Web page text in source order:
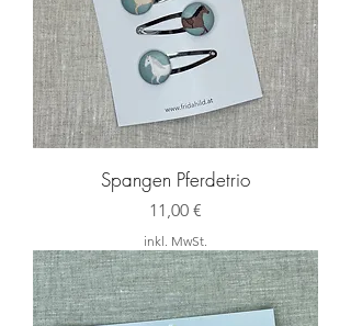
Spangen Pferdetrio
Preis
11,00 €
inkl. MwSt.